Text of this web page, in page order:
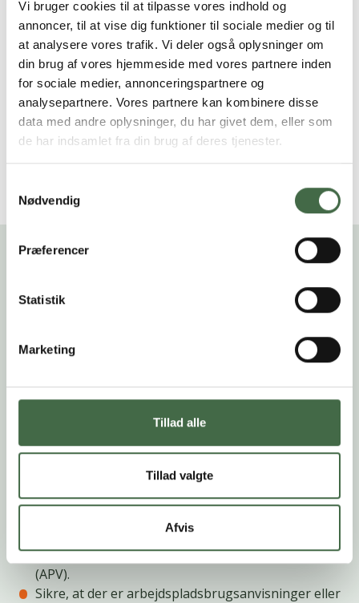
Vi bruger cookies til at tilpasse vores indhold og
annoncer, til at vise dig funktioner til sociale medier og til
at analysere vores trafik. Vi deler også oplysninger om
din brug af vores hjemmeside med vores partnere inden
for sociale medier, annonceringspartnere og
analysepartnere. Vores partnere kan kombinere disse
data med andre oplysninger, du har givet dem, eller som
de har indsamlet fra din brug af deres tjenester.
Nødvendig
Præferencer
Statistik
Marketing
Tillad alle
Tillad valgte
Afvis
Man har som arbejdsmiljørepræsentant derfor samme
beskyttelse som en tillidsrepræsentant, jævnfør
Arbejdsmiljøloven, lovbekendtgørelse nr. 2062 af 16.
november 2021 §10 stk. 2.
Beskyttelsen indtræder fra det tidspunkt, valgets
indsigelser er behandlet fagretligt.
Eksempler på
arbejdsmiljørepræsentantens
operationelle opgaver
Være nysgerrige og forudse mulige risici. For
eksempel ved at iagttage det psykiske arbejdsmiljø,
steder, hvor der kan være behov for særlige
fremgangsmetoder eller procedurer. Det kan for
eller indkøb.
Deltage i planlægningen af sikkerheds- og
sundhedsarbejdet.
sundhedsmæssigt fuldt forsvarlige.
Deltage i udarbejdelsen af arbejdspladsvurderinger
(APV).
Sikre, at der er arbejdspladsbrugsanvisninger eller